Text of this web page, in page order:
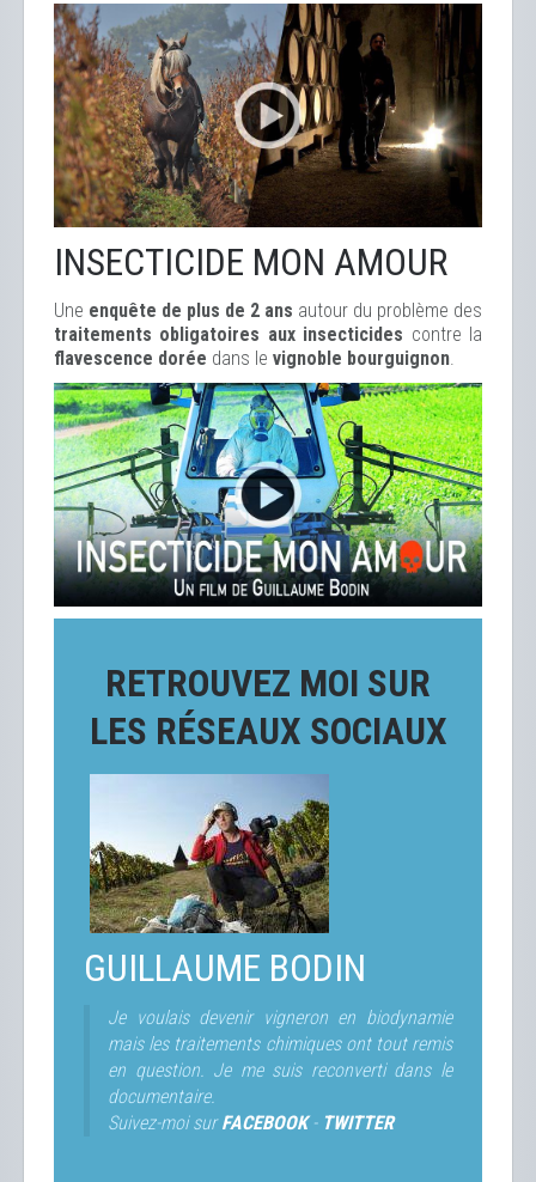
INSECTICIDE MON AMOUR
Une enquête de plus de 2 ans autour du problème des
traitements obligatoires aux insecticides contre la
flavescence dorée dans le vignoble bourguignon.
RETROUVEZ MOI SUR
LES RÉSEAUX SOCIAUX
GUILLAUME BODIN
Je voulais devenir vigneron en biodynamie
mais les traitements chimiques ont tout remis
en question. Je me suis reconverti dans le
documentaire.
Suivez-moi surFACEBOOK- TWITTER